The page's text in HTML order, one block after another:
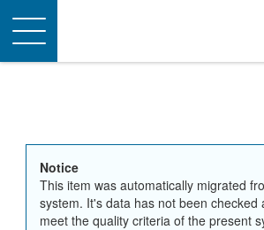
Toggle
navigation
Notice
This item was automatically migrated
system. It's data has not been checked
meet the quality criteria of the present